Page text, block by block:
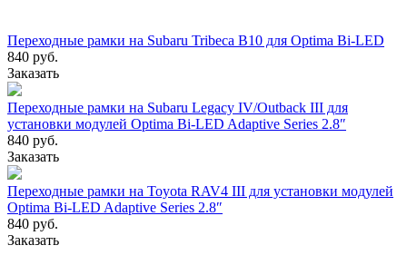
Переходные рамки на Subaru Tribeca B10 для Optima Bi-LED
840 руб.
Заказать
Переходные рамки на Subaru Legacy IV/Outback III для
установки модулей Optima Bi-LED Adaptive Series 2.8″
840 руб.
Заказать
Переходные рамки на Toyota RAV4 III для установки модулей
Optima Bi-LED Adaptive Series 2.8″
840 руб.
Заказать